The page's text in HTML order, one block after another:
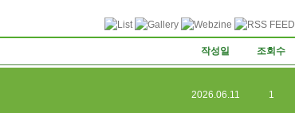
작성일 조회수
2026.06.11 1